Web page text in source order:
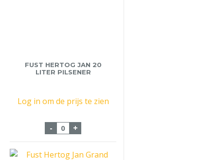
FUST HERTOG JAN 20
LITER PILSENER
Log in om de prijs te zien
- Fust Hertog Jan 20 liter Pilsener aantal
+